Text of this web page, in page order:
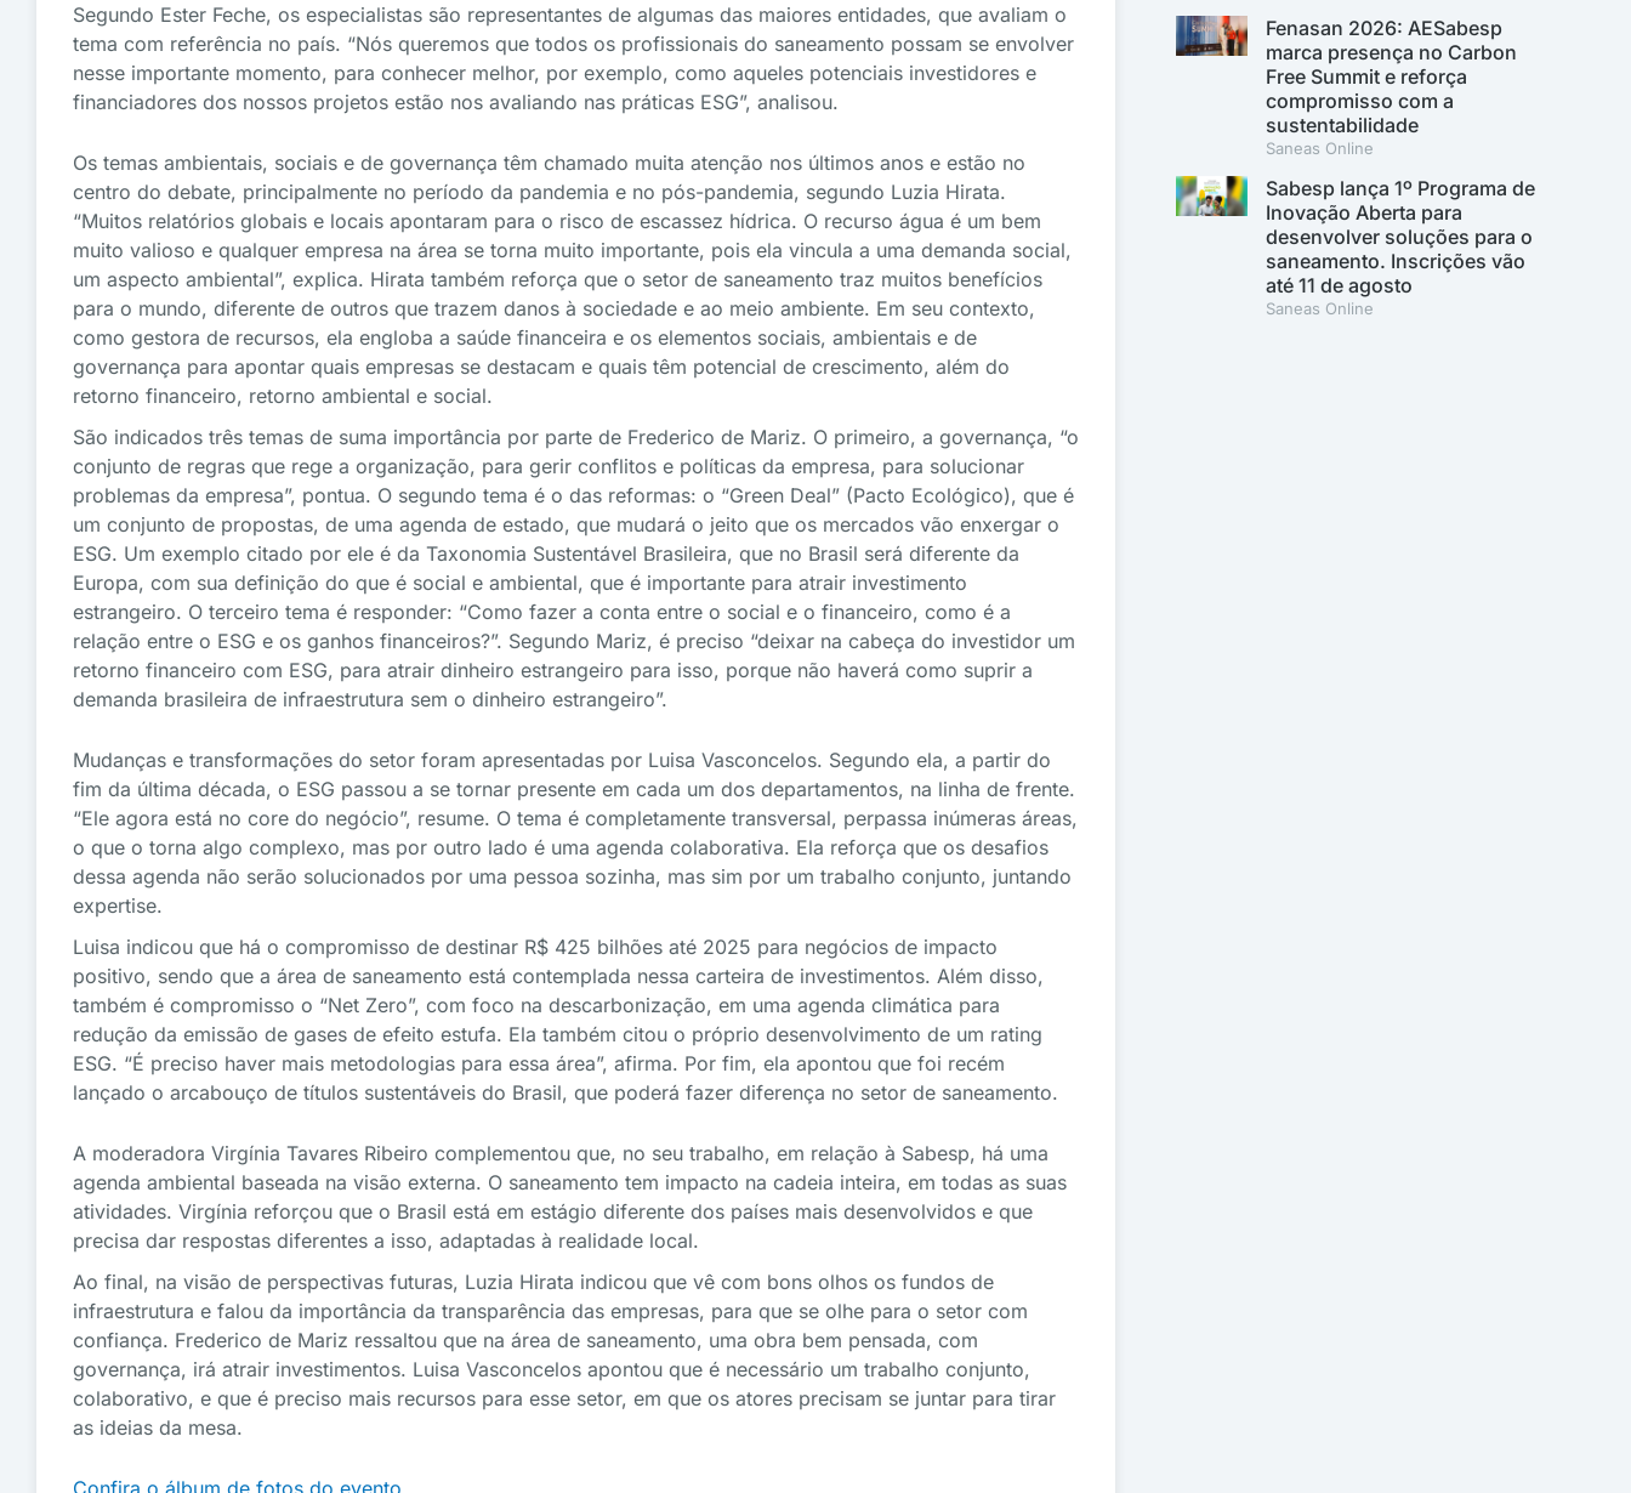
Segundo Ester Feche, os especialistas são representantes de algumas das maiores entidades, que avaliam o
tema com referência no país. “Nós queremos que todos os profissionais do saneamento possam se envolver
nesse importante momento, para conhecer melhor, por exemplo, como aqueles potenciais investidores e
financiadores dos nossos projetos estão nos avaliando nas práticas ESG”, analisou.
Os temas ambientais, sociais e de governança têm chamado muita atenção nos últimos anos e estão no
centro do debate, principalmente no período da pandemia e no pós-pandemia, segundo Luzia Hirata.
“Muitos relatórios globais e locais apontaram para o risco de escassez hídrica. O recurso água é um bem
muito valioso e qualquer empresa na área se torna muito importante, pois ela vincula a uma demanda social,
um aspecto ambiental”, explica. Hirata também reforça que o setor de saneamento traz muitos benefícios
para o mundo, diferente de outros que trazem danos à sociedade e ao meio ambiente. Em seu contexto,
como gestora de recursos, ela engloba a saúde financeira e os elementos sociais, ambientais e de
governança para apontar quais empresas se destacam e quais têm potencial de crescimento, além do
retorno financeiro, retorno ambiental e social.
São indicados três temas de suma importância por parte de Frederico de Mariz. O primeiro, a governança, “o
conjunto de regras que rege a organização, para gerir conflitos e políticas da empresa, para solucionar
problemas da empresa”, pontua. O segundo tema é o das reformas: o “Green Deal” (Pacto Ecológico), que é
um conjunto de propostas, de uma agenda de estado, que mudará o jeito que os mercados vão enxergar o
ESG. Um exemplo citado por ele é da Taxonomia Sustentável Brasileira, que no Brasil será diferente da
Europa, com sua definição do que é social e ambiental, que é importante para atrair investimento
estrangeiro. O terceiro tema é responder: “Como fazer a conta entre o social e o financeiro, como é a
relação entre o ESG e os ganhos financeiros?”. Segundo Mariz, é preciso “deixar na cabeça do investidor um
retorno financeiro com ESG, para atrair dinheiro estrangeiro para isso, porque não haverá como suprir a
demanda brasileira de infraestrutura sem o dinheiro estrangeiro”.
Mudanças e transformações do setor foram apresentadas por Luisa Vasconcelos. Segundo ela, a partir do
fim da última década, o ESG passou a se tornar presente em cada um dos departamentos, na linha de frente.
“Ele agora está no core do negócio”, resume. O tema é completamente transversal, perpassa inúmeras áreas,
o que o torna algo complexo, mas por outro lado é uma agenda colaborativa. Ela reforça que os desafios
dessa agenda não serão solucionados por uma pessoa sozinha, mas sim por um trabalho conjunto, juntando
expertise.
Luisa indicou que há o compromisso de destinar R$ 425 bilhões até 2025 para negócios de impacto
positivo, sendo que a área de saneamento está contemplada nessa carteira de investimentos. Além disso,
também é compromisso o “Net Zero”, com foco na descarbonização, em uma agenda climática para
redução da emissão de gases de efeito estufa. Ela também citou o próprio desenvolvimento de um rating
ESG. “É preciso haver mais metodologias para essa área”, afirma. Por fim, ela apontou que foi recém
lançado o arcabouço de títulos sustentáveis do Brasil, que poderá fazer diferença no setor de saneamento.
A moderadora Virgínia Tavares Ribeiro complementou que, no seu trabalho, em relação à Sabesp, há uma
agenda ambiental baseada na visão externa. O saneamento tem impacto na cadeia inteira, em todas as suas
atividades. Virgínia reforçou que o Brasil está em estágio diferente dos países mais desenvolvidos e que
precisa dar respostas diferentes a isso, adaptadas à realidade local.
Ao final, na visão de perspectivas futuras, Luzia Hirata indicou que vê com bons olhos os fundos de
infraestrutura e falou da importância da transparência das empresas, para que se olhe para o setor com
confiança. Frederico de Mariz ressaltou que na área de saneamento, uma obra bem pensada, com
governança, irá atrair investimentos. Luisa Vasconcelos apontou que é necessário um trabalho conjunto,
colaborativo, e que é preciso mais recursos para esse setor, em que os atores precisam se juntar para tirar
as ideias da mesa.
Confira o álbum de fotos do evento
Fenasan 2026: AESabesp
marca presença no Carbon
Free Summit e reforça
compromisso com a
sustentabilidade
Saneas Online
Sabesp lança 1º Programa de
Inovação Aberta para
desenvolver soluções para o
saneamento. Inscrições vão
até 11 de agosto
Saneas Online